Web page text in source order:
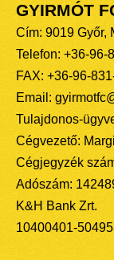
GYIRMÓT
Cím: 9019 Győr,
Telefon: +36-96-
FAX: +36-96-
Email:
Tulajdonos-
Cégvezető:
Cégjegyzék
Adószám:
K&H Bank Zrt.
10400401-